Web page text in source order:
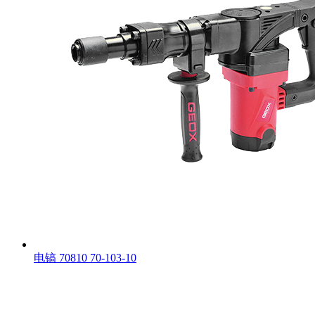
电镐 70810 70-103-10